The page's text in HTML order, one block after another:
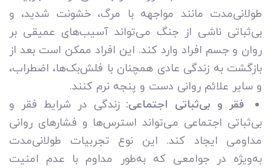
طولانی‌مدت مانند مواجهه با مرگ، خشونت شدید، و
بی‌ثباتی ناشی از جنگ می‌تواند آسیب‌های عمیقی بر
روان و جسم افراد وارد کند. این افراد ممکن است بعد از
بازگشت به زندگی عادی همچنان با فلش‌بک‌ها، اضطراب،
و سایر علائم روانی دست و پنجه نرم کنند.
فقر و بی‌ثباتی اجتماعی: زندگی در شرایط فقر و
بی‌ثباتی اجتماعی می‌تواند استرس‌ها و فشارهای روانی
مداومی ایجاد کند. این نوع تجربیات طولانی‌مدت
به‌ویژه در جوامعی که به‌طور مداوم با عدم امنیت